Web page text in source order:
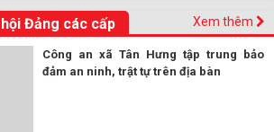
Đảng các cấp Xem thêm
Công an xã Tân Hưng tập trung bảo
đảm an ninh, trật tự trên địa bàn